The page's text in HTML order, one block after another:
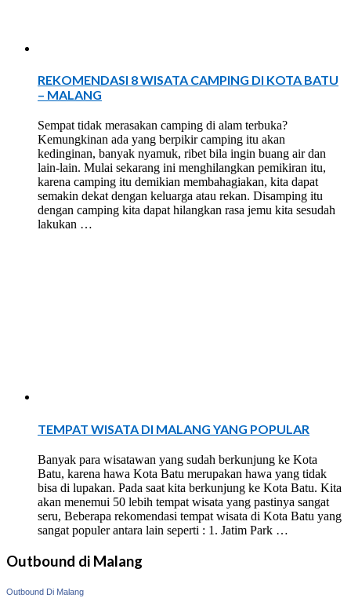
REKOMENDASI 8 WISATA CAMPING DI KOTA BATU
– MALANG
Sempat tidak merasakan camping di alam terbuka?
Kemungkinan ada yang berpikir camping itu akan
kedinginan, banyak nyamuk, ribet bila ingin buang air dan
lain-lain. Mulai sekarang ini menghilangkan pemikiran itu,
karena camping itu demikian membahagiakan, kita dapat
semakin dekat dengan keluarga atau rekan. Disamping itu
dengan camping kita dapat hilangkan rasa jemu kita sesudah
lakukan …
TEMPAT WISATA DI MALANG YANG POPULAR
Banyak para wisatawan yang sudah berkunjung ke Kota
Batu, karena hawa Kota Batu merupakan hawa yang tidak
bisa di lupakan. Pada saat kita berkunjung ke Kota Batu. Kita
akan menemui 50 lebih tempat wisata yang pastinya sangat
seru, Beberapa rekomendasi tempat wisata di Kota Batu yang
sangat populer antara lain seperti : 1. Jatim Park …
Outbound di Malang
Outbound Di Malang